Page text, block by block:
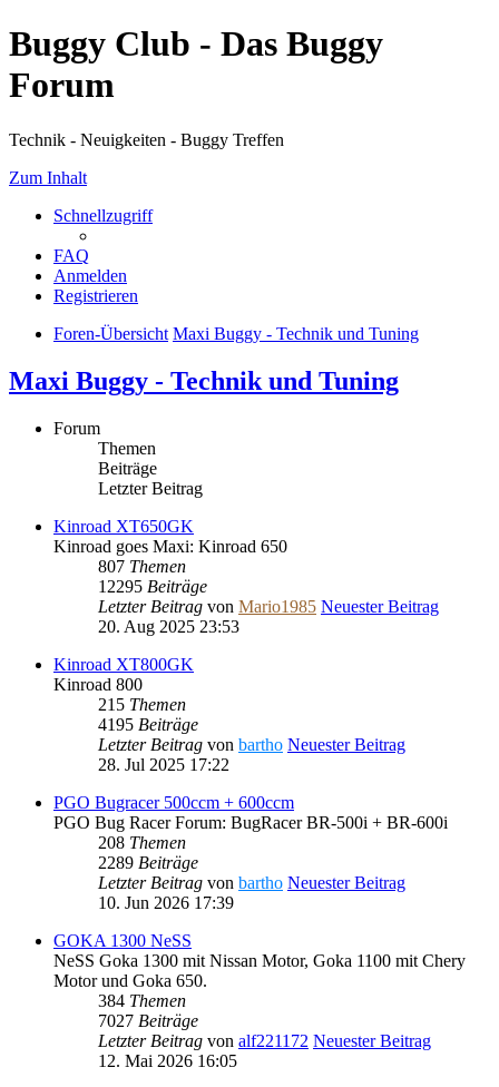
Buggy Club - Das Buggy
Forum
Technik - Neuigkeiten - Buggy Treffen
Zum Inhalt
Schnellzugriff
FAQ
Anmelden
Registrieren
Foren-Übersicht Maxi Buggy - Technik und Tuning
Maxi Buggy - Technik und Tuning
Forum
Themen
Beiträge
Letzter Beitrag
Kinroad XT650GK
Kinroad goes Maxi: Kinroad 650
807 Themen
12295 Beiträge
Letzter Beitrag von Mario1985 Neuester Beitrag
20. Aug 2025 23:53
Kinroad XT800GK
Kinroad 800
215 Themen
4195 Beiträge
Letzter Beitrag von bartho Neuester Beitrag
28. Jul 2025 17:22
PGO Bugracer 500ccm + 600ccm
PGO Bug Racer Forum: BugRacer BR-500i + BR-600i
208 Themen
2289 Beiträge
Letzter Beitrag von bartho Neuester Beitrag
10. Jun 2026 17:39
GOKA 1300 NeSS
NeSS Goka 1300 mit Nissan Motor, Goka 1100 mit Chery
Motor und Goka 650.
384 Themen
7027 Beiträge
Letzter Beitrag von alf221172 Neuester Beitrag
12. Mai 2026 16:05